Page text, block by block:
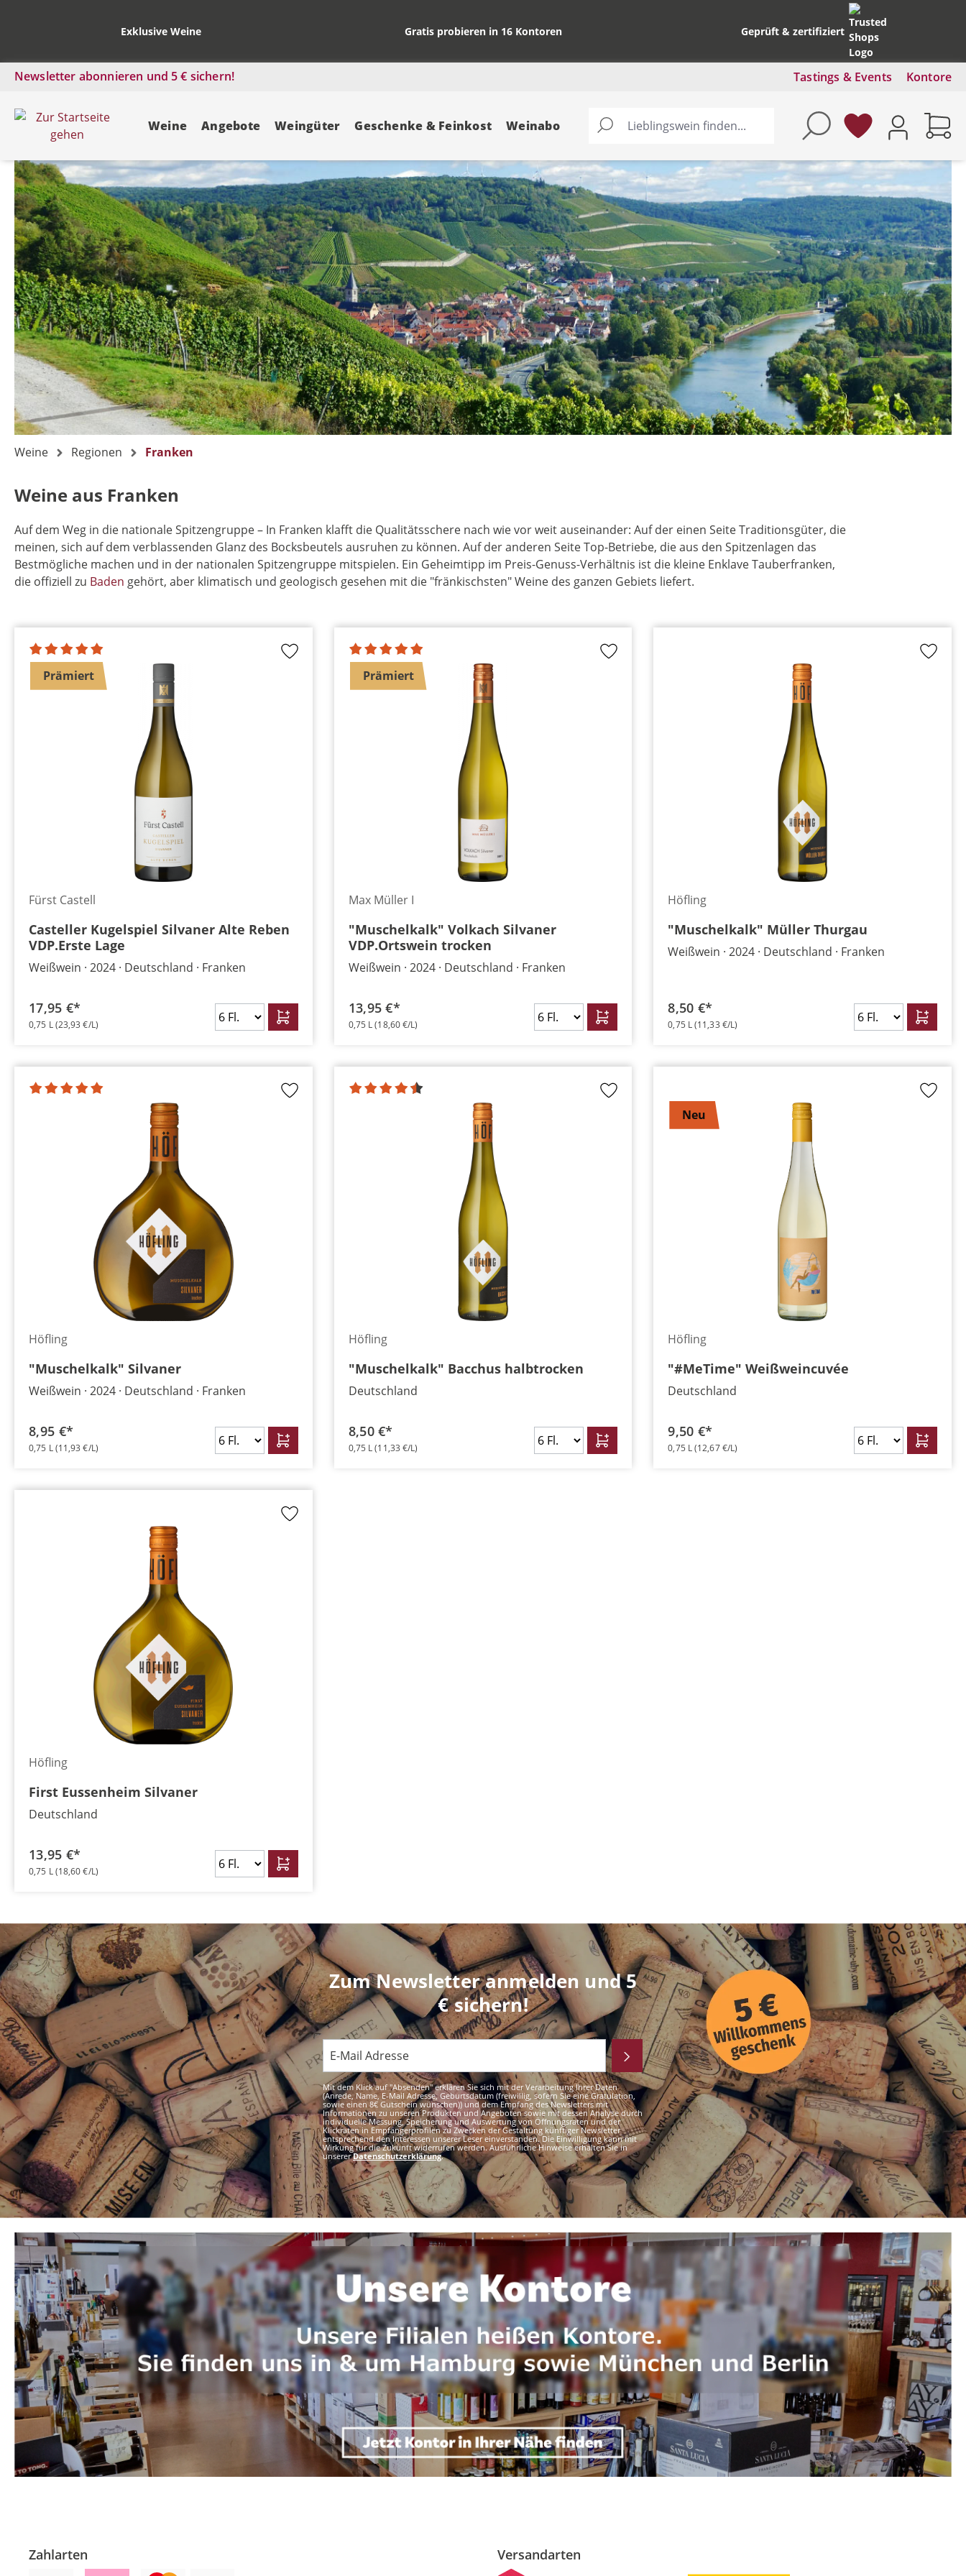
Exklusive Weine Gratis probieren in 16 Kontoren Geprüft & zertifiziert
Tastings & Events Kontore
Newsletter abonnieren und 5 € sichern!
Weine Angebote Weingüter Geschenke & Feinkost Weinabo
Weine Regionen Franken
Weine aus Franken
Auf dem Weg in die nationale Spitzengruppe – In Franken klafft die Qualitätsschere nach wie vor weit auseinander: Auf der einen Seite Traditionsgüter, die
meinen, sich auf dem verblassenden Glanz des Bocksbeutels ausruhen zu können. Auf der anderen Seite Top-Betriebe, die aus den Spitzenlagen das
Bestmögliche machen und in der nationalen Spitzengruppe mitspielen. Ein Geheimtipp im Preis-Genuss-Verhältnis ist die kleine Enklave Tauberfranken,
die offiziell zu Baden gehört, aber klimatisch und geologisch gesehen mit die "fränkischsten" Weine des ganzen Gebiets liefert.
Prämiert
Fürst Castell
Casteller Kugelspiel Silvaner Alte Reben
VDP.Erste Lage
Weißwein 2024 Deutschland Franken
17,95 €*
0,75 L(23,93 €/L)
Prämiert
Max Müller I
"Muschelkalk" Volkach Silvaner
VDP.Ortswein trocken
Weißwein 2024 Deutschland Franken
13,95 €*
0,75 L(18,60 €/L)
Höfling
"Muschelkalk" Müller Thurgau
Weißwein 2024 Deutschland Franken
8,50 €*
0,75 L(11,33 €/L)
Höfling
"Muschelkalk" Silvaner
Weißwein 2024 Deutschland Franken
8,95 €*
0,75 L(11,93 €/L)
Höfling
"Muschelkalk" Bacchus halbtrocken
Deutschland
8,50 €*
0,75 L(11,33 €/L)
Neu
Höfling
"#MeTime" Weißweincuvée
Deutschland
9,50 €*
0,75 L(12,67 €/L)
Höfling
First Eussenheim Silvaner
Deutschland
13,95 €*
0,75 L(18,60 €/L)
Zum Newsletter anmelden und 5
€ sichern!
Mit dem Klick auf "Absenden" erklären Sie sich mit der Verarbeitung Ihrer Daten
(Anrede, Name, E-Mail Adresse, Geburtsdatum (freiwillig, sofern Sie eine Gratulation,
sowie einen 8€ Gutschein wünschen)) und dem Empfang des Newsletters mit
Informationen zu unseren Produkten und Angeboten sowie mit dessen Analyse durch
individuelle Messung, Speicherung und Auswertung von Öffnungsraten und der
Klickraten in Empfängerprofilen zu Zwecken der Gestaltung künftiger Newsletter
entsprechend den Interessen unserer Leser einverstanden. Die Einwilligung kann mit
Wirkung für die Zukunft widerrufen werden. Ausführliche Hinweise erhalten Sie in
unsererDatenschutzerklärung.
Zahlarten Versandarten